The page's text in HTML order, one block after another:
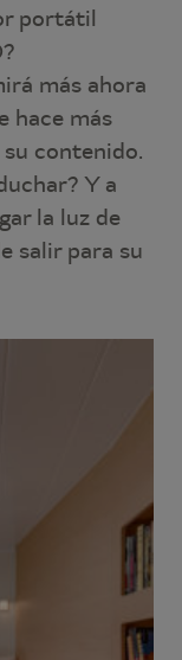
portátil
más ahora
hace más
contenido.
Y a
la luz de
salir para su